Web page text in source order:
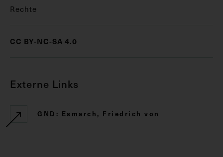
Rechte
CC BY-NC-SA 4.0
Externe Links
GND: Esmarch, Friedrich von